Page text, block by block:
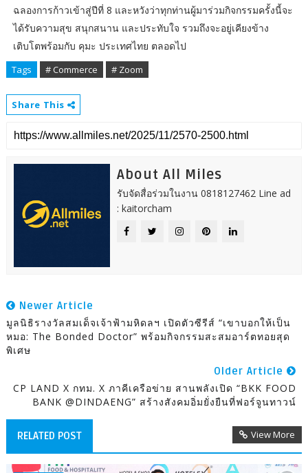
ฉลองการก้าวเข้าสู่ปีที่ 8 และหวังว่าทุกท่านผู้มาร่วมกิจกรรมครั้งนี้จะ
ได้รับความสุข สนุกสนาน และประทับใจ รวมถึงจะอยู่เคียงข้าง
เติบโตพร้อมกับ คุมะ ประเทศไทย ตลอดไป
Tags # Commerce # Zoom
Share This
About All Miles
รับจัดสื่อร่วมในงาน 0818127462 Line ad
: kaitorcham
Newer Article
มูลนิธิรางวัลสมเด็จเจ้าฟ้ามหิดลฯ เปิดตัวซีรีส์ “เขาบอกให้เป็น
หมอ: The Bonded Doctor” พร้อมกิจกรรมสะสมอาร์ตทอยสุด
พิเศษ
Older Article
CP LAND X กทม. X ภาคีเครือข่าย สานพลังเปิด “BKK FOOD
BANK @DINDAENG” สร้างสังคมอิ่มยั่งยืนที่ฟอร์จูนทาวน์
RELATED POST View More